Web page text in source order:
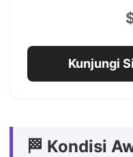
Kunjungi
🏁 Kondisi